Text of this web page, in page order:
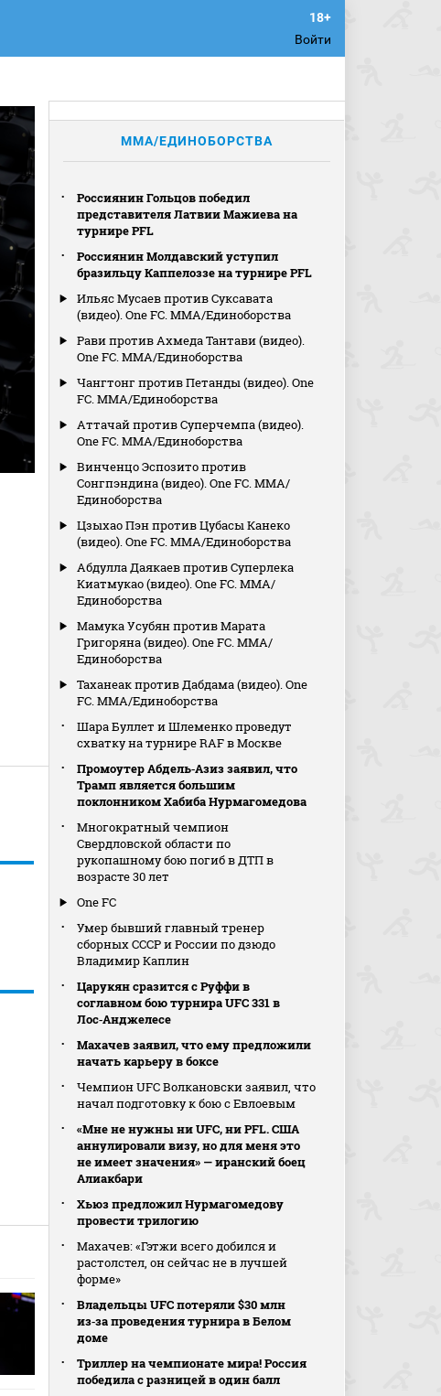
Войти
MMA/ЕДИНОБОРСТВА
Россиянин Гольцов победил
представителя Латвии Мажиева на
турнире PFL
Россиянин Молдавский уступил
бразильцу Каппелоззе на турнире PFL
Ильяс Мусаев против Суксавата
(видео). One FC. MMA/Единоборства
Рави против Ахмеда Тантави (видео).
One FC. MMA/Единоборства
Чангтонг против Петанды (видео). One
FC. MMA/Единоборства
Аттачай против Суперчемпа (видео).
One FC. MMA/Единоборства
Винченцо Эспозито против
Сонгпэндина (видео). One FC. MMA/
Единоборства
Цзыхао Пэн против Цубасы Канеко
(видео). One FC. MMA/Единоборства
Абдулла Даякаев против Суперлека
Киатмукао (видео). One FC. MMA/
Единоборства
Мамука Усубян против Марата
Григоряна (видео). One FC. MMA/
Единоборства
Таханеак против Дабдама (видео). One
FC. MMA/Единоборства
Шара Буллет и Шлеменко проведут
схватку на турнире RAF в Москве
Промоутер Абдель‑Азиз заявил, что
Трамп является большим
поклонником Хабиба Нурмагомедова
Многократный чемпион
Свердловской области по
рукопашному бою погиб в ДТП в
возрасте 30 лет
One FC
Умер бывший главный тренер
сборных СССР и России по дзюдо
Владимир Каплин
Царукян сразится с Руффи в
соглавном бою турнира UFC 331 в
Лос‑Анджелесе
Махачев заявил, что ему предложили
начать карьеру в боксе
Чемпион UFC Волкановски заявил, что
начал подготовку к бою с Евлоевым
«Мне не нужны ни UFC, ни PFL. США
аннулировали визу, но для меня это
не имеет значения» — иранский боец
Алиакбари
Хьюз предложил Нурмагомедову
провести трилогию
Махачев: «Гэтжи всего добился и
растолстел, он сейчас не в лучшей
форме»
Владельцы UFC потеряли $30 млн
из‑за проведения турнира в Белом
доме
Триллер на чемпионате мира! Россия
победила с разницей в один балл